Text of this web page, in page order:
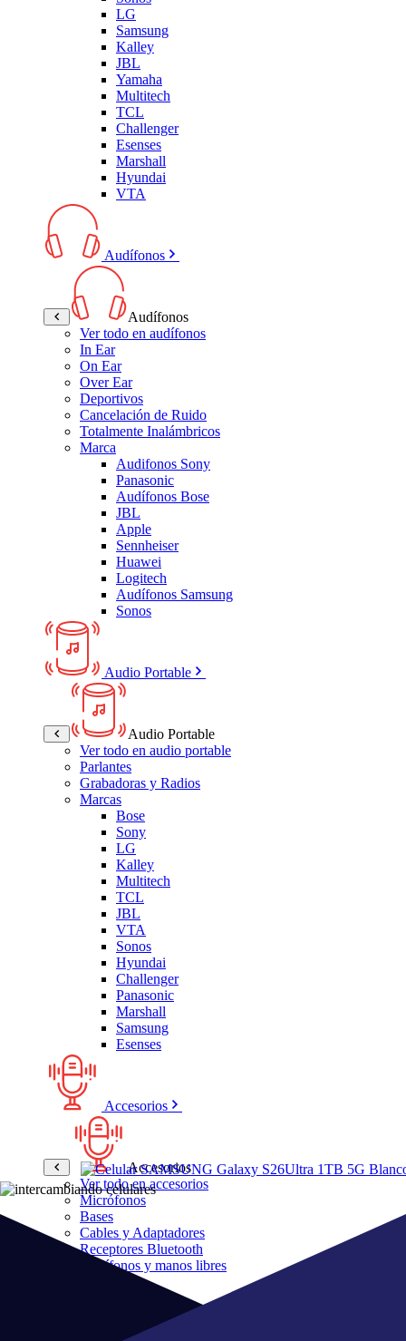
LG
Samsung
Kalley
JBL
Yamaha
Multitech
TCL
Challenger
Esenses
Marshall
Hyundai
VTA
Audífonos
Audífonos
Ver todo en audífonos
In Ear
On Ear
Over Ear
Deportivos
Cancelación de Ruido
Totalmente Inalámbricos
Marca
Audifonos Sony
Panasonic
Audífonos Bose
JBL
Apple
Sennheiser
Huawei
Logitech
Audífonos Samsung
Sonos
Audio Portable
Audio Portable
Ver todo en audio portable
Parlantes
Grabadoras y Radios
Marcas
Bose
Sony
LG
Kalley
Multitech
TCL
JBL
VTA
Sonos
Hyundai
Challenger
Panasonic
Marshall
Samsung
Esenses
Accesorios
Accesorios
Ver todo en accesorios
Micrófonos
Bases
Cables y Adaptadores
Receptores Bluetooth
Audífonos y manos libres